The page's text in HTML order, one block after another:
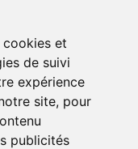
cookies et
de suivi
expérience
site, pour
publicités